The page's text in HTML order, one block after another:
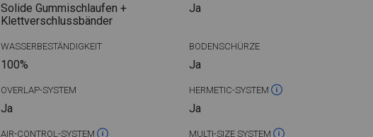
Solide Gummischlaufen +
Klettverschlussbänder
Ja
WASSERBESTÄNDIGKEIT
100%
BODENSCHÜRZE
Ja
OVERLAP-SYSTEM
Ja
HERMETIC-SYSTEM
Ja
AIR-CONTROL-SYSTEM MULTI-SIZE SYSTEM